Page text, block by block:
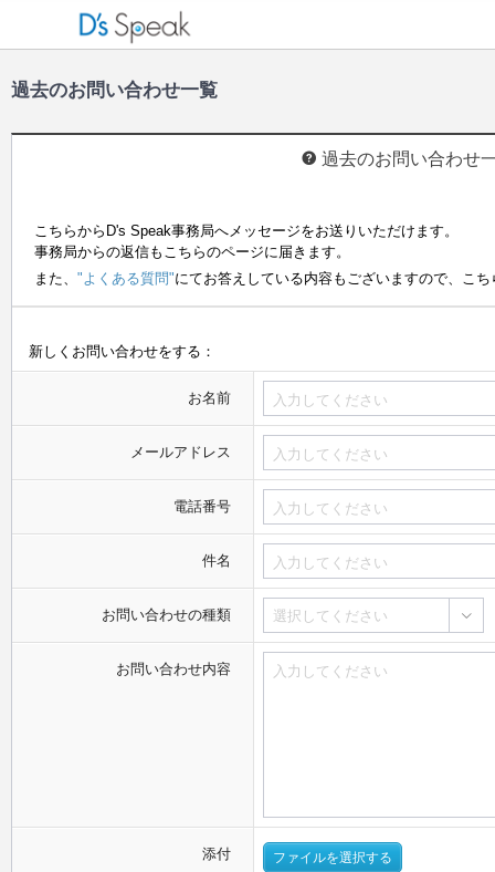
過去のお問い合わせ一覧
過去のお問い合わせ
こちらからD's Speak事務局へメッセージをお送りいただけます。
事務局からの返信もこちらのページに届きます。
また、 "よくある質問"にてお答えしている内容もございますので、こ
新しくお問い合わせをする：
お名前
メールアドレス
電話番号
件名
お問い合わせの種類 選択してください
お問い合わせ内容
添付 ファイルを選択する